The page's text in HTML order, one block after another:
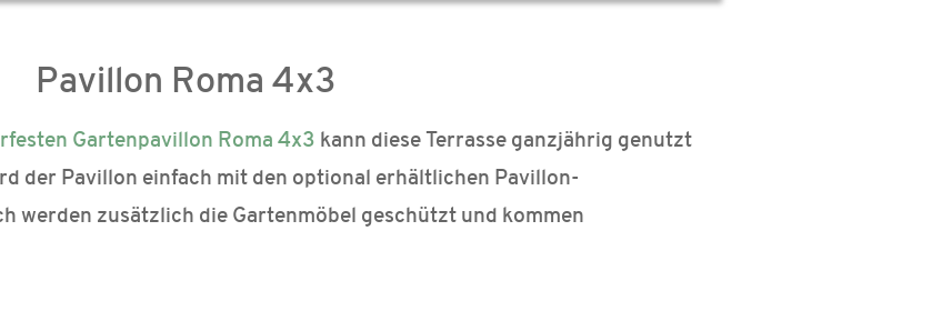
Pavillon Roma 4x3
Gartenpavillon Roma 4x3 kann diese Terrasse ganzjährig genutzt
der Pavillon einfach mit den optional erhältlichen Pavillon-
werden zusätzlich die Gartenmöbel geschützt und kommen